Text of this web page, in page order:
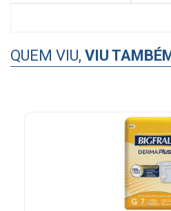
QUEM VIU, VIU TAMBÉM